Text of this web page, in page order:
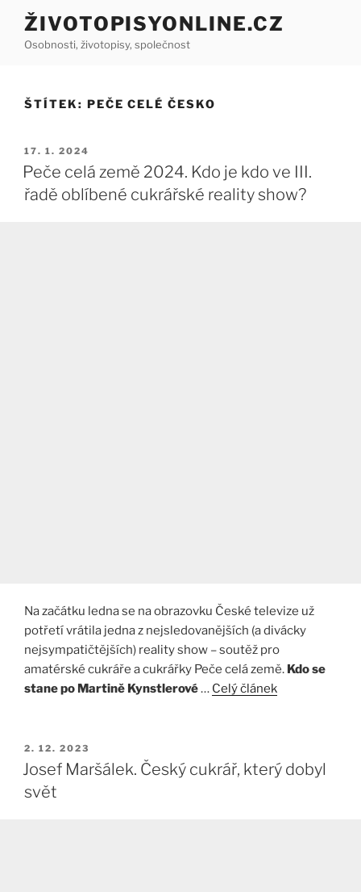
Přejít
obsahu
ŽIVOTOPISYONLINE.CZ
Osobnosti, životopisy, společnost
ŠTÍTEK: PEČE CELÉ ČESKO
PUBLIKOVÁNO
17. 1. 2024
Peče celá země 2024. Kdo je kdo ve III.
řadě oblíbené cukrářské reality show?
Na začátku ledna se na obrazovku České televize už
potřetí vrátila jedna z nejsledovanějších (a divácky
nejsympatičtějších) reality show – soutěž pro
amatérské cukráře a cukrářky Peče celá země. Kdo se
stane po Martině Kynstlerové… Celý článek
PUBLIKOVÁNO
2. 12. 2023
Josef Maršálek. Český cukrář, který dobyl
svět